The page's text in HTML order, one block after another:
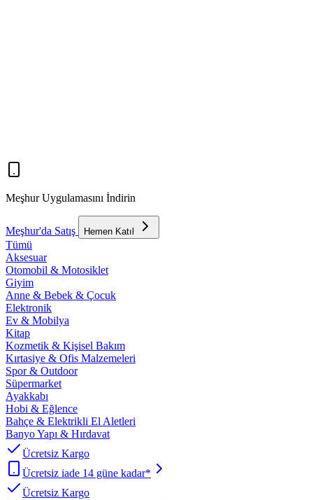
Meşhur Uygulamasını İndirin
Meşhur'da Satış Hemen Katıl
Tümü
Aksesuar
Otomobil & Motosiklet
Giyim
Anne & Bebek & Çocuk
Elektronik
Ev & Mobilya
Kitap
Kozmetik & Kişisel Bakım
Kırtasiye & Ofis Malzemeleri
Spor & Outdoor
Süpermarket
Ayakkabı
Hobi & Eğlence
Bahçe & Elektrikli El Aletleri
Banyo Yapı & Hırdavat
Ücretsiz Kargo
Ücretsiz iade 14 güne kadar*
Ücretsiz Kargo